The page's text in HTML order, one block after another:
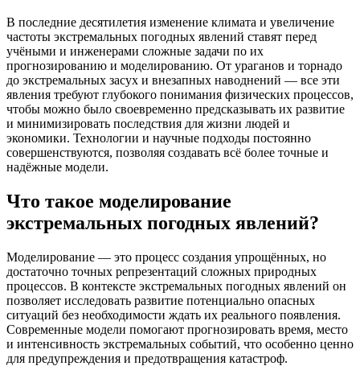
В последние десятилетия изменение климата и увеличение
частоты экстремальных погодных явлений ставят перед
учёными и инженерами сложные задачи по их
прогнозированию и моделированию. От ураганов и торнадо
до экстремальных засух и внезапных наводнений — все эти
явления требуют глубокого понимания физических процессов,
чтобы можно было своевременно предсказывать их развитие
и минимизировать последствия для жизни людей и
экономики. Технологии и научные подходы постоянно
совершенствуются, позволяя создавать всё более точные и
надёжные модели.
Что такое моделирование
экстремальных погодных явлений?
Моделирование — это процесс создания упрощённых, но
достаточно точных репрезентаций сложных природных
процессов. В контексте экстремальных погодных явлений он
позволяет исследовать развитие потенциально опасных
ситуаций без необходимости ждать их реального появления.
Современные модели помогают прогнозировать время, место
и интенсивность экстремальных событий, что особенно ценно
для предупреждения и предотвращения катастроф.